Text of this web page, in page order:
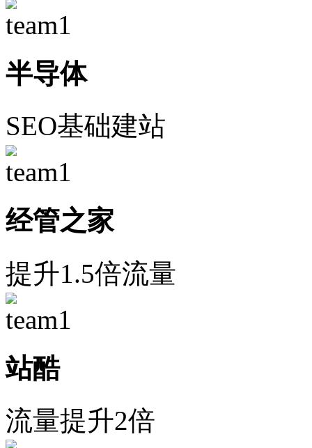
半导体
SEO基础建站
经管之家
提升1.5倍流量
站酷
流量提升2倍